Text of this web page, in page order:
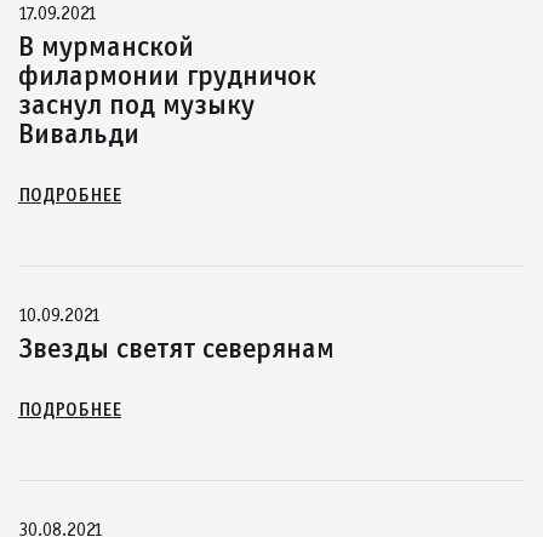
17.09.2021
В мурманской
филармонии грудничок
заснул под музыку
Вивальди
ПОДРОБНЕЕ
10.09.2021
Звезды светят северянам
ПОДРОБНЕЕ
30.08.2021